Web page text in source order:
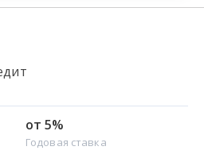
от 5%
Годовая ставка